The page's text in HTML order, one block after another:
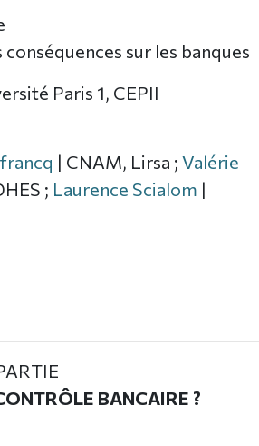
sur les banques
Paris 1, CEPII
| CNAM, Lirsa ; Valérie
; Laurence Scialom |
BANCAIRE ?